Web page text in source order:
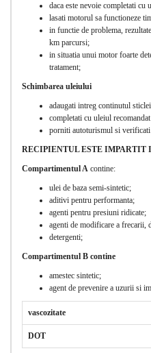
daca este nevoie completati cu
lasati motorul sa functioneze
in functie de problema,
km parcursi;
in situatia unui motor foarte
tratament;
Schimbarea uleiului
adaugati intreg continutul
completati cu uleiul
porniti autoturismul si
RECIPIENTUL ESTE IMPARTIT
Compartimentul A contine:
ulei de baza semi-sintetic;
aditivi pentru performanta;
agenti pentru presiuni ridicate;
agenti de modificare a frecarii,
detergenti;
Compartimentul B contine
amestec sintetic;
agent de prevenire a uzurii si
vascozitate
DOT